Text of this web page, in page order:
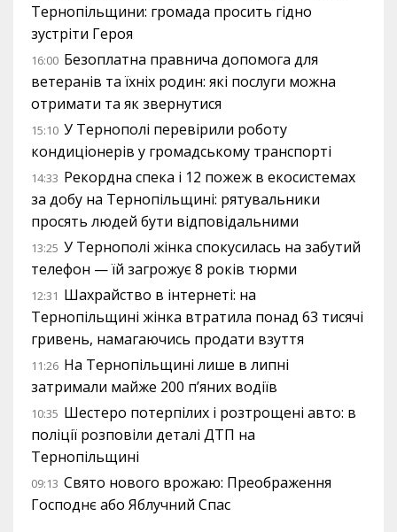
Тернопільщини: громада просить гідно
зустріти Героя
16:00 Безоплатна правнича допомога для
ветеранів та їхніх родин: які послуги можна
отримати та як звернутися
15:10 У Тернополі перевірили роботу
кондиціонерів у громадському транспорті
14:33 Рекордна спека і 12 пожеж в екосистемах
за добу на Тернопільщині: рятувальники
просять людей бути відповідальними
13:25 У Тернополі жінка спокусилась на забутий
телефон — їй загрожує 8 років тюрми
12:31 Шахрайство в інтернеті: на
Тернопільщині жінка втратила понад 63 тисячі
гривень, намагаючись продати взуття
11:26 На Тернопільщині лише в липні
затримали майже 200 п’яних водіїв
10:35 Шестеро потерпілих і розтрощені авто: в
поліції розповіли деталі ДТП на
Тернопільщині
09:13 Свято нового врожаю: Преображення
Господнє або Яблучний Спас